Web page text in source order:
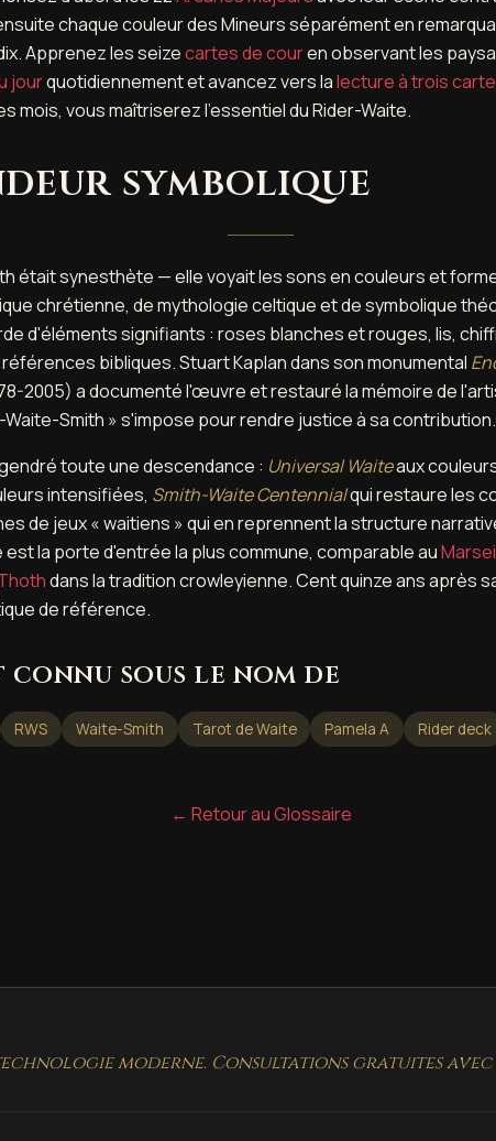
chaque couleur des Mineurs séparément en
Apprenez les seizecartes de couren observant les
jourquotidiennement et avancez vers lalecture à trois
mois, vous maîtriserez l'essentiel du Rider-Waite.
symbolique
était synesthète — elle voyait les sons en couleurs et
chrétienne, de mythologie celtique et de symbolique
d'éléments signifiants : roses blanches et rouges, lis,
bibliques. Stuart Kaplan dans son monumental
2005) a documenté l'œuvre et restauré la mémoire de
Smith » s'impose pour rendre justice à sa contribution.
toute une descendance : Universal Waiteaux
intensifiées, Smith-Waite Centennialqui restaure les
de jeux « waitiens » qui en reprennent la structure
est la porte d'entrée la plus commune, comparable au
dans la tradition crowleyienne. Cent quinze ans après
de référence.
connu sous le nom de
RWS Waite-Smith Tarot de Waite Pamela A Rider deck
← Retour au Glossaire
moderne. Consultations gratuites